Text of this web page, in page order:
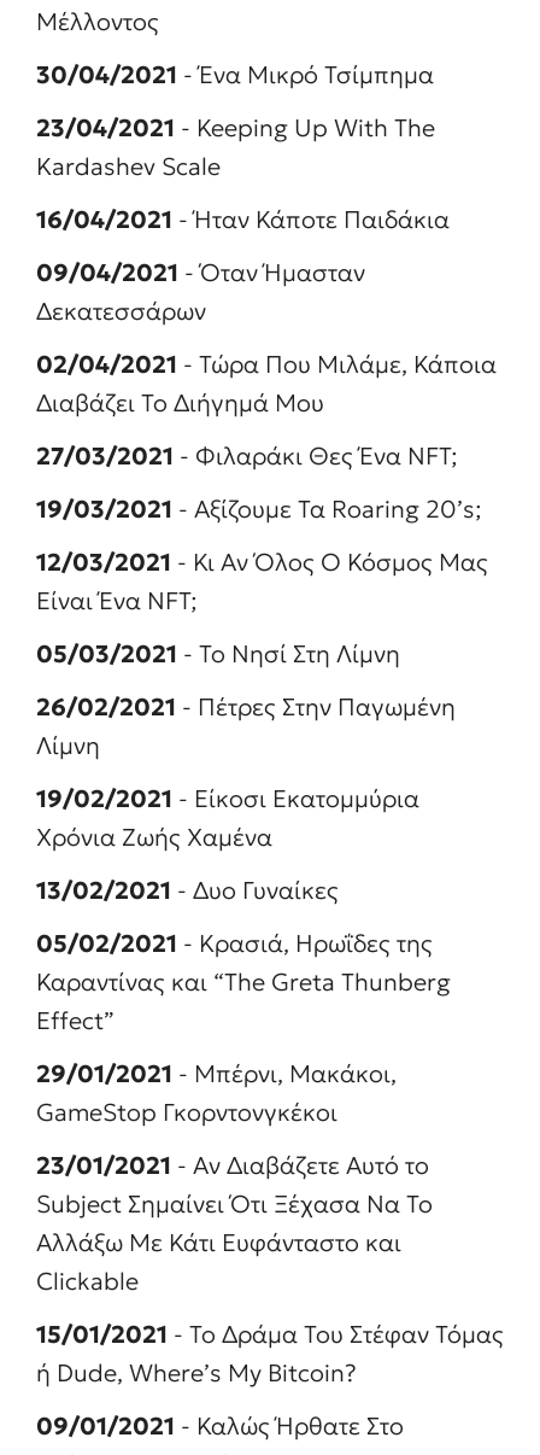
Μέλλοντος
30/04/2021 - Ένα Μικρό Τσίμπημα
23/04/2021 - Keeping Up With The
Kardashev Scale
16/04/2021 - Ήταν Κάποτε Παιδάκια
09/04/2021 - Όταν Ήμασταν
Δεκατεσσάρων
02/04/2021 - Τώρα Που Μιλάμε, Κάποια
Διαβάζει Το Διήγημά Μου
27/03/2021 - Φιλαράκι Θες Ένα NFT;
19/03/2021 - Αξίζουμε Τα Roaring 20’s;
12/03/2021 - Κι Αν Όλος Ο Κόσμος Μας
Είναι Ένα NFT;
05/03/2021 - Το Νησί Στη Λίμνη
26/02/2021 - Πέτρες Στην Παγωμένη
Λίμνη
19/02/2021 - Είκοσι Εκατομμύρια
Χρόνια Ζωής Χαμένα
13/02/2021 - Δυο Γυναίκες
05/02/2021 - Κρασιά, Ηρωΐδες της
Καραντίνας και “The Greta Thunberg
Effect”
29/01/2021 - Μπέρνι, Μακάκοι,
GameStop Γκορντονγκέκοι
23/01/2021 - Αν Διαβάζετε Αυτό το
Subject Σημαίνει Ότι Ξέχασα Να Το
Αλλάξω Με Κάτι Ευφάνταστο και
Clickable
15/01/2021 - Το Δράμα Του Στέφαν Τόμας
ή Dude, Where’s My Bitcoin?
09/01/2021 - Καλώς Ήρθατε Στο